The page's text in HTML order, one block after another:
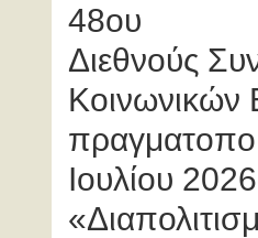
48ου
Διεθνούς
Κοινωνικών
Ιουλίου